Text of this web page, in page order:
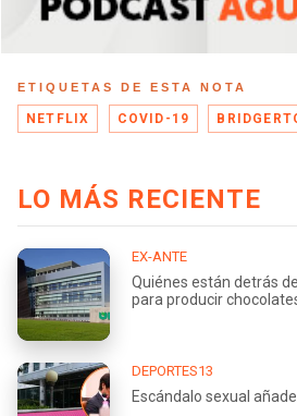
ETIQUETAS DE ESTA NOTA
NETFLIX COVID-19
LO MÁS RECIENTE
EX-ANTE
Quiénes están detrás
para producir
DEPORTES13
Escándalo sexual